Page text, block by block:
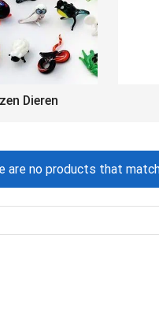
Dieren
are no products that